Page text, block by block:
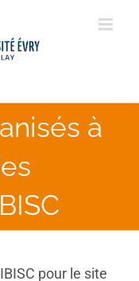
à
pour le site